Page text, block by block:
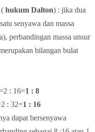
hukum Dalton) : jika dua
senyawa dan massa
perbandingan massa unsur
bilangan bulat
: 16=1 : 8
: 32=1 : 16
dapat bersenyawa